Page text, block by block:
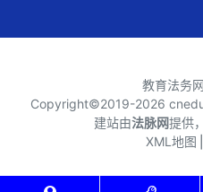
教育法务
Copyright©2019-2026
建站由法脉网提供
XML地图